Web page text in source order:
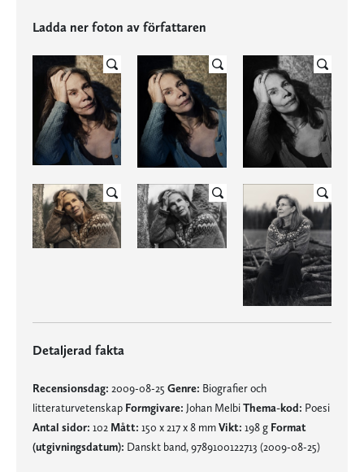
Ladda ner foton av författaren
Detaljerad fakta
Recensionsdag: 2009-08-25 Genre: Biografier och
litteraturvetenskap Formgivare: Johan MelbiThema-kod: Poesi
Antal sidor: 102 Mått: 150 x 217 x 8 mmVikt: 198 g Format
(utgivningsdatum): Danskt band, 9789100122713 (2009-08-25)